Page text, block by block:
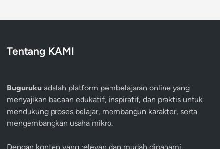
Tentang KAMI
Buguruku adalah platform pembelajaran online yang
menyajikan bacaan edukatif, inspiratif, dan praktis untuk
mendukung proses belajar, membangun karakter, serta
mengembangkan usaha mikro.
Dengan konten yang relevan dan mudah dipahami,